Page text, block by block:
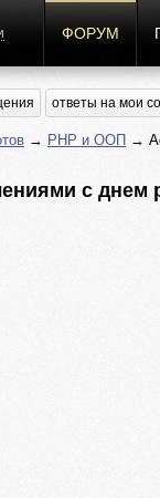
ФОРУМ
ответы на мои
→ PHP и ООП →
с днем